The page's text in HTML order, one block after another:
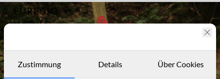
EUREGIO
IM BILD
Archiv
Archiv
7266
Bruch
Kordel
Zustimmung Details Über Cookies